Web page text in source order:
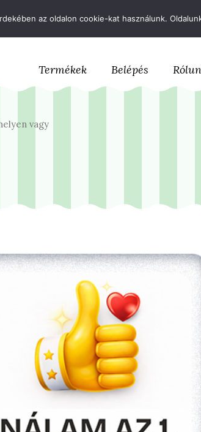
Termékek Belépés
vagy
az oldalon cookie-kat használunk.